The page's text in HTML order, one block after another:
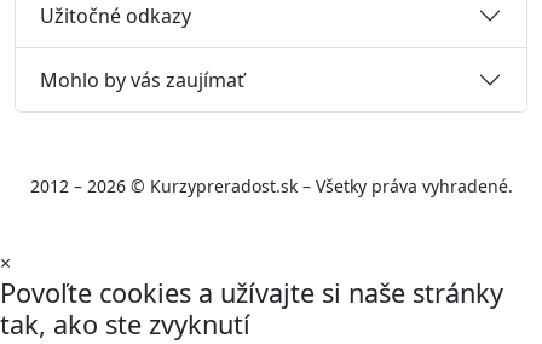
Užitočné odkazy
Mohlo by vás zaujímať
2012 – 2026 © Kurzypreradost.sk – Všetky práva vyhradené.
×
Povoľte cookies a užívajte si naše stránky
tak, ako ste zvyknutí